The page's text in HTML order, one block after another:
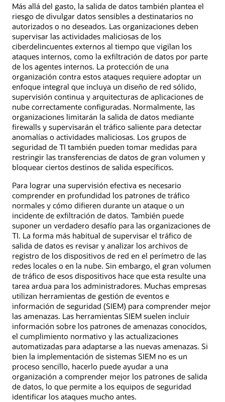
Más allá del gasto, la salida de datos también plantea el
riesgo de divulgar datos sensibles a destinatarios no
autorizados o no deseados. Las organizaciones deben
supervisar las actividades maliciosas de los
ciberdelincuentes externos al tiempo que vigilan los
ataques internos, como la exfiltración de datos por parte
de los agentes internos. La protección de una
organización contra estos ataques requiere adoptar un
enfoque integral que incluya un diseño de red sólido,
supervisión continua y arquitecturas de aplicaciones de
nube correctamente configuradas. Normalmente, las
organizaciones limitarán la salida de datos mediante
firewalls y supervisarán el tráfico saliente para detectar
anomalías o actividades maliciosas. Los grupos de
seguridad de TI también pueden tomar medidas para
restringir las transferencias de datos de gran volumen y
bloquear ciertos destinos de salida específicos.
Para lograr una supervisión efectiva es necesario
comprender en profundidad los patrones de tráfico
normales y cómo difieren durante un ataque o un
incidente de exfiltración de datos. También puede
suponer un verdadero desafío para las organizaciones de
TI. La forma más habitual de supervisar el tráfico de
salida de datos es revisar y analizar los archivos de
registro de los dispositivos de red en el perímetro de las
redes locales o en la nube. Sin embargo, el gran volumen
de tráfico de esos dispositivos hace que esta resulte una
tarea ardua para los administradores. Muchas empresas
utilizan herramientas de gestión de eventos e
información de seguridad (SIEM) para comprender mejor
las amenazas. Las herramientas SIEM suelen incluir
información sobre los patrones de amenazas conocidos,
el cumplimiento normativo y las actualizaciones
automatizadas para adaptarse a las nuevas amenazas. Si
bien la implementación de sistemas SIEM no es un
proceso sencillo, hacerlo puede ayudar a una
organización a comprender mejor los patrones de salida
de datos, lo que permite a los equipos de seguridad
identificar los ataques mucho antes.